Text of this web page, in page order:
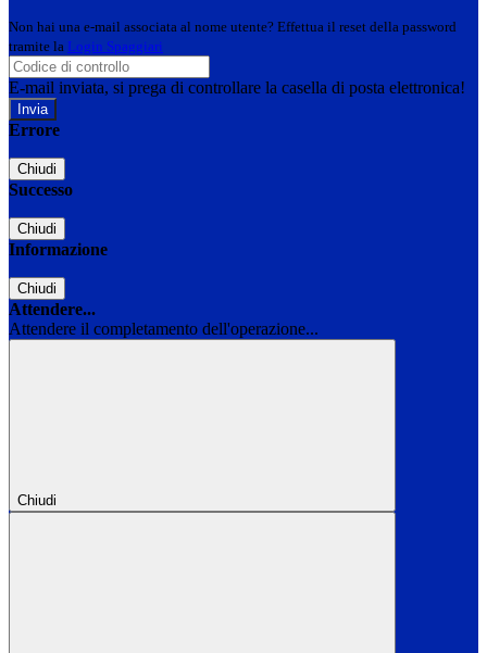
Non hai una e-mail associata al nome utente? Effettua il reset della password
tramite la Login Spaggiari
E-mail inviata, si prega di controllare la casella di posta elettronica!
Errore
Chiudi
Successo
Chiudi
Informazione
Chiudi
Attendere...
Attendere il completamento dell'operazione...
Chiudi